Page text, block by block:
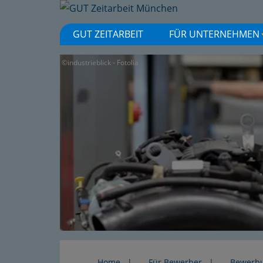
GUT ZEITARBEIT FÜR UNTERNEHMEN
©industrieblick - Fotolia